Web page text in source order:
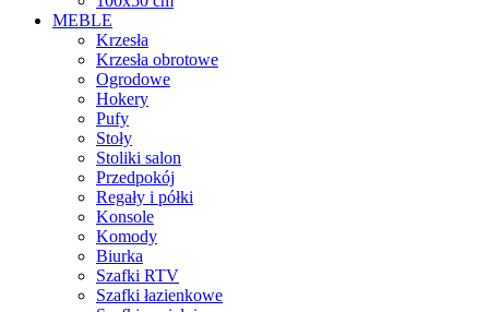
MEBLE
Krzesła
Krzesła obrotowe
Ogrodowe
Hokery
Pufy
Stoły
Stoliki salon
Przedpokój
Regały i półki
Konsole
Komody
Biurka
Szafki RTV
Szafki łazienkowe